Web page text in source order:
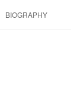
BIOGRAPHY